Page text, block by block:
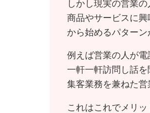
しかし現実の営業の
商品やサービスに
から始めるパターン
例えば営業の人が電
一軒一軒訪問し話を
集客業務を兼ねた営
これはこれでメリッ